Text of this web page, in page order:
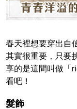
春天裡想要穿出自
其實很重要，只要
享的是這間叫做「
看吧！
髮飾